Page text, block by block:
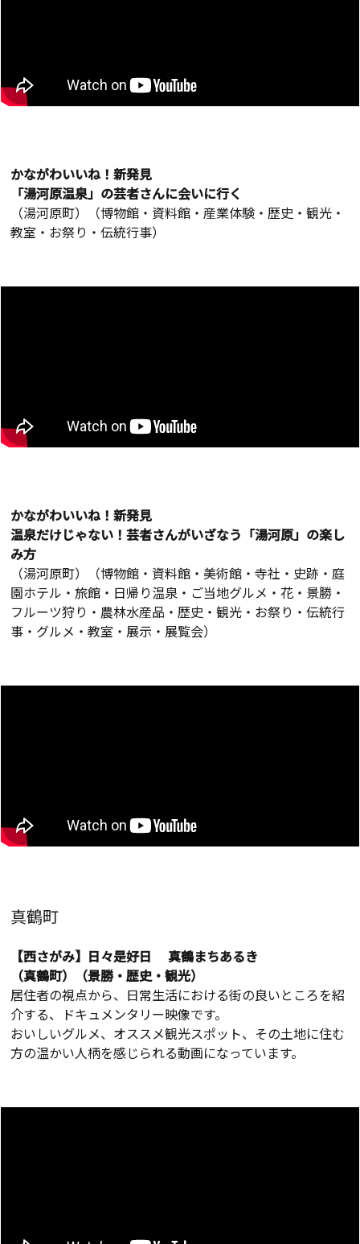
かながわいいね！新発見
「湯河原温泉」の芸者さんに会いに行く
（湯河原町）（博物館・資料館・産業体験・歴史・観光・
教室・お祭り・伝統行事）
かながわいいね！新発見
温泉だけじゃない！芸者さんがいざなう「湯河原」の楽し
み方
（湯河原町）（博物館・資料館・美術館・寺社・史跡・庭
園ホテル・旅館・日帰り温泉・ご当地グルメ・花・景勝・
フルーツ狩り・農林水産品・歴史・観光・お祭り・伝統行
事・グルメ・教室・展示・展覧会）
真鶴町
【西さがみ】日々是好日 真鶴まちあるき
（真鶴町）（景勝・歴史・観光）
居住者の視点から、日常生活における街の良いところを紹
介する、ドキュメンタリー映像です。
おいしいグルメ、オススメ観光スポット、その土地に住む
方の温かい人柄を感じられる動画になっています。